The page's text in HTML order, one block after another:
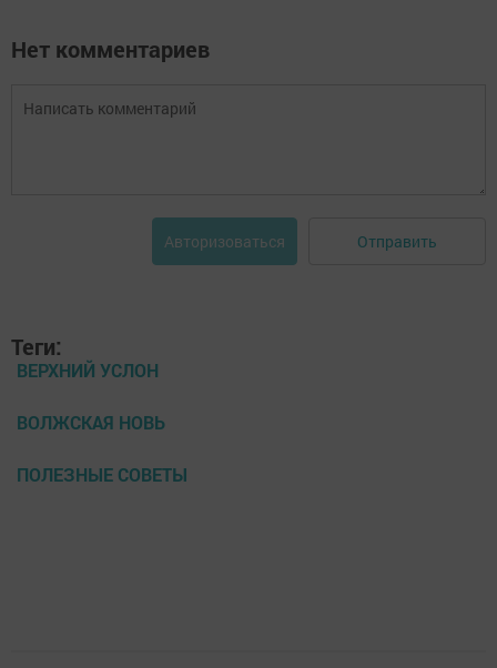
Нет комментариев
Авторизоваться Отправить
Теги:
ВЕРХНИЙ УСЛОН
ВОЛЖСКАЯ НОВЬ
ПОЛЕЗНЫЕ СОВЕТЫ